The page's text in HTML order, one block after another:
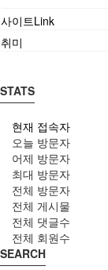
사이트Link
취미
STATS
현재 접속자
오늘 방문자
어제 방문자
최대 방문자
전체 방문자
전체 게시물
전체 댓글수
전체 회원수
SEARCH